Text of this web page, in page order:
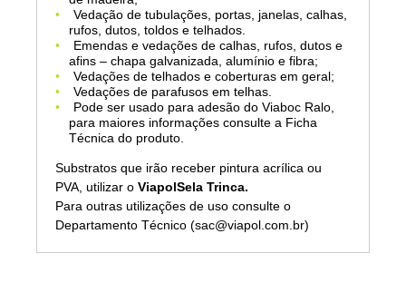
Vedação de tubulações, portas, janelas, calhas,
rufos, dutos, toldos e telhados.
Emendas e vedações de calhas, rufos, dutos e
afins – chapa galvanizada, alumínio e fibra;
Vedações de telhados e coberturas em geral;
Vedações de parafusos em telhas.
Pode ser usado para adesão do Viaboc Ralo,
para maiores informações consulte a Ficha
Técnica do produto.
Substratos que irão receber pintura acrílica ou
PVA, utilizar o ViapolSela Trinca.
Para outras utilizações de uso consulte o
Departamento Técnico (sac@viapol.com.br)